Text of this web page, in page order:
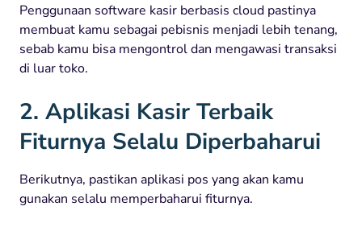
Penggunaan software kasir berbasis cloud pastinya
membuat kamu sebagai pebisnis menjadi lebih tenang,
sebab kamu bisa mengontrol dan mengawasi transaksi
di luar toko.
2. Aplikasi Kasir Terbaik
Fiturnya Selalu Diperbaharui
Berikutnya, pastikan aplikasi pos yang akan kamu
gunakan selalu memperbaharui fiturnya.